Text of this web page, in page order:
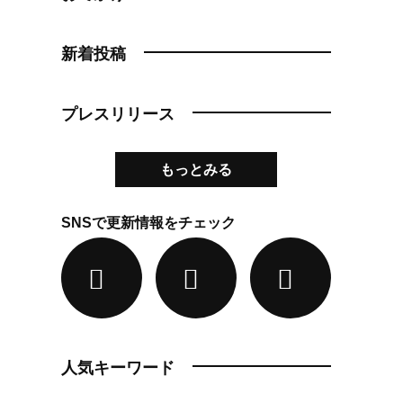
新着投稿
プレスリリース
もっとみる
SNSで更新情報をチェック
人気キーワード